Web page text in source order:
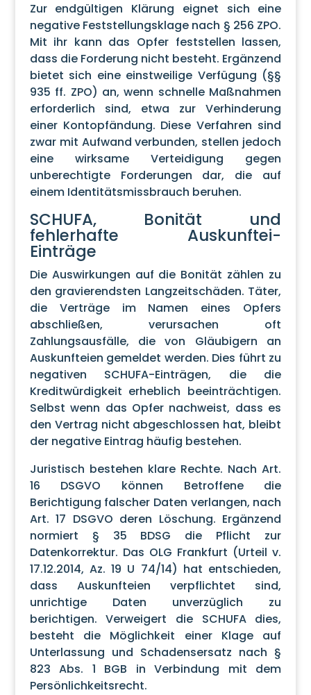
Zur endgültigen Klärung eignet sich eine
negative Feststellungsklage nach § 256 ZPO.
Mit ihr kann das Opfer feststellen lassen,
dass die Forderung nicht besteht. Ergänzend
bietet sich eine einstweilige Verfügung (§§
935 ff. ZPO) an, wenn schnelle Maßnahmen
erforderlich sind, etwa zur Verhinderung
einer Kontopfändung. Diese Verfahren sind
zwar mit Aufwand verbunden, stellen jedoch
eine wirksame Verteidigung gegen
unberechtigte Forderungen dar, die auf
einem Identitätsmissbrauch beruhen.
SCHUFA, Bonität und
fehlerhafte Auskunftei-
Einträge
Die Auswirkungen auf die Bonität zählen zu
den gravierendsten Langzeitschäden. Täter,
die Verträge im Namen eines Opfers
abschließen, verursachen oft
Zahlungsausfälle, die von Gläubigern an
Auskunfteien gemeldet werden. Dies führt zu
negativen SCHUFA-Einträgen, die die
Kreditwürdigkeit erheblich beeinträchtigen.
Selbst wenn das Opfer nachweist, dass es
den Vertrag nicht abgeschlossen hat, bleibt
der negative Eintrag häufig bestehen.
Juristisch bestehen klare Rechte. Nach Art.
16 DSGVO können Betroffene die
Berichtigung falscher Daten verlangen, nach
Art. 17 DSGVO deren Löschung. Ergänzend
normiert § 35 BDSG die Pflicht zur
Datenkorrektur. Das OLG Frankfurt (Urteil v.
17.12.2014, Az. 19 U 74/14) hat entschieden,
dass Auskunfteien verpflichtet sind,
unrichtige Daten unverzüglich zu
berichtigen. Verweigert die SCHUFA dies,
besteht die Möglichkeit einer Klage auf
Unterlassung und Schadensersatz nach §
823 Abs. 1 BGB in Verbindung mit dem
Persönlichkeitsrecht.